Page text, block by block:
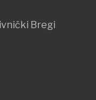
Bregi